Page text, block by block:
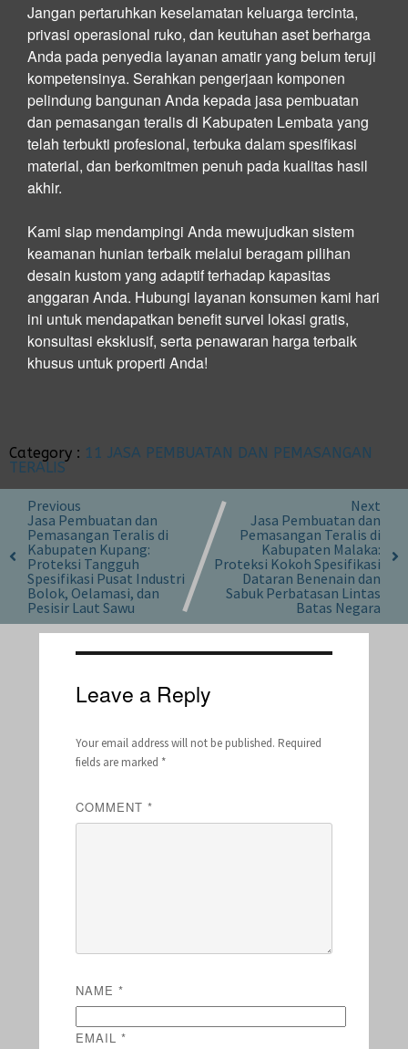
Jangan pertaruhkan keselamatan keluarga tercinta,
privasi operasional ruko, dan keutuhan aset berharga
Anda pada penyedia layanan amatir yang belum teruji
kompetensinya. Serahkan pengerjaan komponen
pelindung bangunan Anda kepada jasa pembuatan
dan pemasangan teralis di Kabupaten Lembata yang
telah terbukti profesional, terbuka dalam spesifikasi
material, dan berkomitmen penuh pada kualitas hasil
akhir.
Kami siap mendampingi Anda mewujudkan sistem
keamanan hunian terbaik melalui beragam pilihan
desain kustom yang adaptif terhadap kapasitas
anggaran Anda. Hubungi layanan konsumen kami hari
ini untuk mendapatkan benefit survei lokasi gratis,
konsultasi eksklusif, serta penawaran harga terbaik
khusus untuk properti Anda!
Category : 11 JASA PEMBUATAN DAN PEMASANGAN
TERALIS
Previous
Jasa Pembuatan dan
Pemasangan Teralis di
Kabupaten Kupang:
Proteksi Tangguh
Spesifikasi Pusat Industri
Bolok, Oelamasi, dan
Pesisir Laut Sawu
Next
Jasa Pembuatan dan
Pemasangan Teralis di
Kabupaten Malaka:
Proteksi Kokoh Spesifikasi
Dataran Benenain dan
Sabuk Perbatasan Lintas
Batas Negara
Leave a Reply
Your email address will not be published. Required
fields are marked *
COMMENT *
NAME *
EMAIL *